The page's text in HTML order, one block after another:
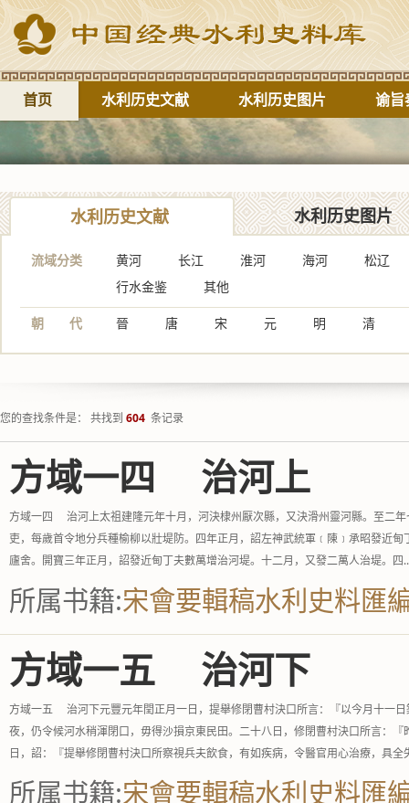
首页 水利历史文献 水利历史图片 谕旨
水利历史文献 水利历史图片
流域分类 黄河 长江 淮河 海河
松辽
行水金鉴
其他
朝 代 晉 唐 宋 元 明 清
您的查找条件是： 共找到 604 条记录
方域一四 治河上
方域一四 治河上太祖建隆元年十月，河決棣州厭次縣，又決滑州靈河縣。至二
吏，每歲首令地分兵種榆柳以壯堤防。四年正月，詔左神武統軍﹝陳﹞承昭發近
廬舍。開寶三年正月，詔發近甸丁夫數萬增治河堤。十二月，又發二萬人治堤。四
所属书籍:宋會要輯稿水利史料匯
方域一五 治河下
方域一五 治河下元豐元年閏正月一日，提舉修閉曹村決口所言：『以今月十一
夜，仍令候河水稍渾閉口，毋得沙損京東民田。二十八日，修閉曹村決口所言：
日，詔：『提舉修閉曹村決口所察視兵夫飲食，有如疾病，令醫官用心治療，具全
所属书籍:宋會要輯稿水利史料匯